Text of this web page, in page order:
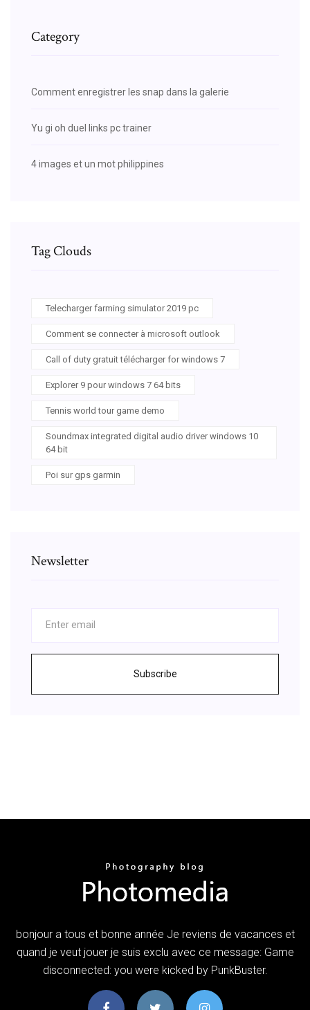
Category
Comment enregistrer les snap dans la galerie
Yu gi oh duel links pc trainer
4 images et un mot philippines
Tag Clouds
Telecharger farming simulator 2019 pc
Comment se connecter à microsoft outlook
Call of duty gratuit télécharger for windows 7
Explorer 9 pour windows 7 64 bits
Tennis world tour game demo
Soundmax integrated digital audio driver windows 10
64 bit
Poi sur gps garmin
Newsletter
Subscribe
bonjour a tous et bonne année Je reviens de vacances et
quand je veut jouer je suis exclu avec ce message: Game
disconnected: you were kicked by PunkBuster.